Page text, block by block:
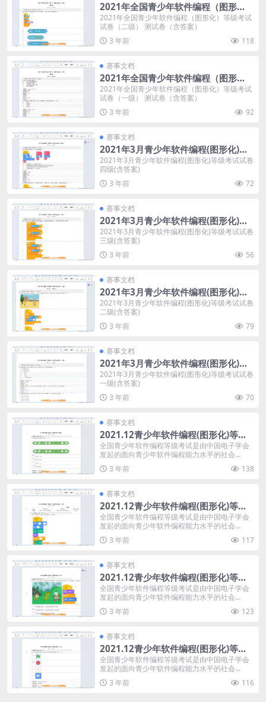
2021年全国青少年软件编程（图形
化）等级考试试卷（二级） 测试卷（含
答案）
2021年全国青少年软件编程（图形化）等级考试
试卷（二级） 测试卷（含答案）
3 年前
118
赛事文档
2021年全国青少年软件编程（图形
化）等级考试试卷（一级） 测试卷（含
答案）
2021年全国青少年软件编程（图形化）等级考试
试卷（一级） 测试卷（含答案）
3 年前
92
赛事文档
2021年3月青少年软件编程(图形化)等
级考试试卷四级(含答案)
2021年3月青少年软件编程(图形化)等级考试试卷
四级(含答案)
3 年前
72
赛事文档
2021年3月青少年软件编程(图形化)等
级考试试卷三级(含答案)
2021年3月青少年软件编程(图形化)等级考试试卷
三级(含答案)
3 年前
56
赛事文档
2021年3月青少年软件编程(图形化)等
级考试试卷二级(含答案)
2021年3月青少年软件编程(图形化)等级考试试卷
二级(含答案)
3 年前
79
赛事文档
2021年3月青少年软件编程(图形化)等
级考试试卷一级(含答案)
2021年3月青少年软件编程(图形化)等级考试试卷
一级(含答案)
3 年前
70
赛事文档
2021.12青少年软件编程(图形化)等级
考试试卷四级(含答案)
全国青少年软件编程等级考试是由中国电子学会
发起的面向青少年软件编程能力水平的社会...
3 年前
138
赛事文档
2021.12青少年软件编程(图形化)等级
考试试卷三级(含答案)
全国青少年软件编程等级考试是由中国电子学会
发起的面向青少年软件编程能力水平的社会...
3 年前
117
赛事文档
2021.12青少年软件编程(图形化)等级
考试试卷二级(含答案)
全国青少年软件编程等级考试是由中国电子学会
发起的面向青少年软件编程能力水平的社会...
3 年前
123
赛事文档
2021.12青少年软件编程(图形化)等级
考试试卷一级(含答案)
全国青少年软件编程等级考试是由中国电子学会
发起的面向青少年软件编程能力水平的社会...
3 年前
116